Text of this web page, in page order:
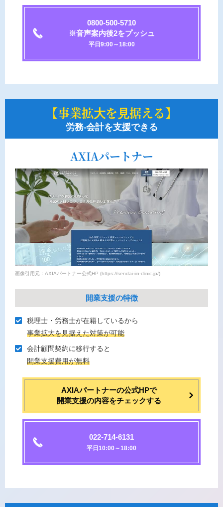
0800-500-5710
※音声案内後2をプッシュ
平日9:00～18:00
【事業拡⼤を⾒据える】
労務‧会計を支援できる
AXIAパートナー
画像引用元：AXIAパートナー公式HP (https://sendai-iin-clinic.jp/)
開業支援の特徴
税理⼠・労務⼠が在籍しているから
事業拡⼤を⾒据えた対策が可能
会計顧問契約に移⾏すると
開業⽀援費⽤が無料
AXIAパートナーの公式HPで
開業支援の内容をチェックする
022-714-6131
平日10:00～18:00